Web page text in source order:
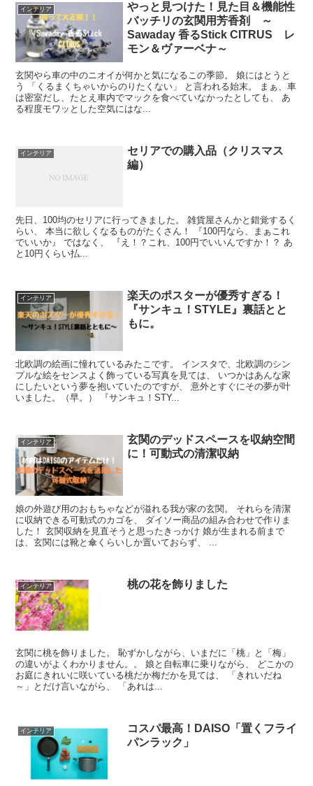
インテリア
やっと見つけた！見た目＆機能性
バッチリの玄関用芳香剤 ～
Sawaday 香るStick CITRUS レ
モン＆ヴァーベナ～
玄関やら車の中のニオイが何かと気になるこの季節。 娘にはとうと
う 「くるまくちゃいからのりたくない」 と言われる始末。 まぁ、車
は密室だし、たとえ車内でマックを食べていなかったとしても、 あ
る程度モワッとした空気にはな...
インテリア
セリアでの購入品（クリスマス
編）
先日、100均のセリアに行ってきました。 雑貨屋さんかと錯覚するく
らい、 本当に欲しくなるものがたくさん！ 『100円なら、まぁこれ
でいいか』 ではなく、 『え！？これ、100円でいいんですか！？ あ
と10円くらい払...
インテリア
楽天のポスターが優秀すぎる！
『サンキュ！STYLE』裏話とと
もに。
北欧調の絵画に憧れているみたこです。 インスタで、北欧調のシン
プルな絵をセンスよく飾っている写真を見ては、 いつかはあんな家
にしたいという夢を抱いていたのですが、 意外とすぐにその夢が叶
いました。（早。） 『サンキュ！STY...
インテリア
玄関のデッドスペースを収納空間
に！可動式の清潔収納
娘の外遊び用のおもちゃなどが溢れる我が家の玄関。 それらを清潔
に収納できる可動式のカゴを、 ダイソー商品の組み合わせで作りま
した！ 玄関収納を見直そうと思ったきっかけ 娘が生まれる前まで
は、玄関には靴と傘くらいしか置いておらず、 ...
インテリア 桃の花を飾りました
玄関に桃を飾りました。 恥ずかしながら、いまだに「桃」と「梅」
の違いがよくわかりません。。 娘と自転車に乗りながら、 どこかの
お庭にきれいに咲いている桃だか梅だかを見ては、 「きれいだね
～」とだけ言いながら、 「あれは...
インテリア
コスパ最高！DAISO「置くフライ
パンラック」